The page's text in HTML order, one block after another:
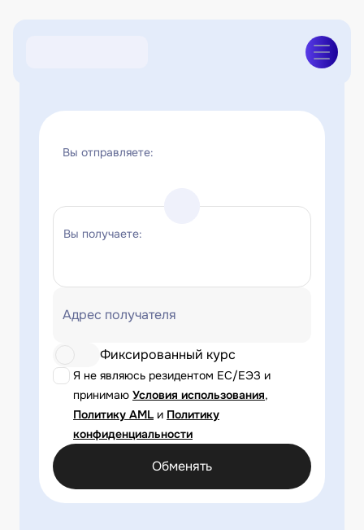
Вы отправляете:
Вы получаете:
Адрес получателя
Я не являюсь резидентом ЕС/ЕЭЗ и
принимаю Условия использования,
Политику AML и Политику
конфиденциальности
Фиксированный курс
Обменять